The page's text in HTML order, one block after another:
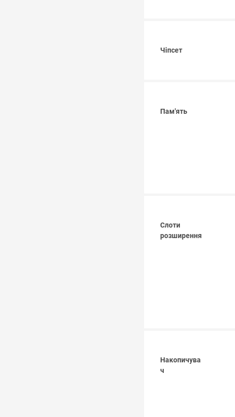
Чіпсет
Пам'ять
Слоти
розширення
Накопичува
ч